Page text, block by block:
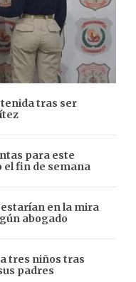
tras ser
para este
el fin de semana
en la mira
abogado
tres niños tras
padres